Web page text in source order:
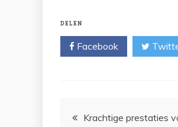
DELEN
Facebook
Bericht
Krachtige prestaties